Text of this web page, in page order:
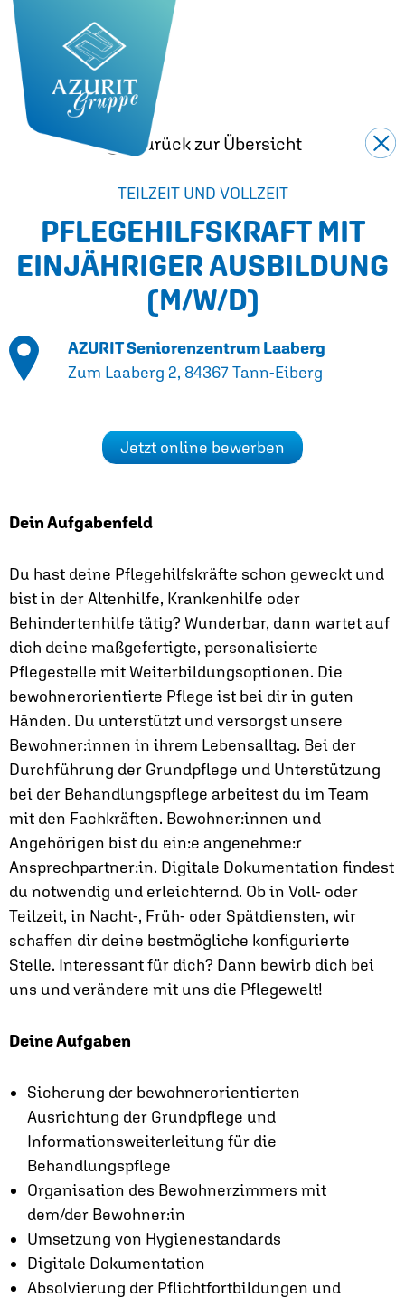
Zurück zur Übersicht
TEILZEIT UND VOLLZEIT
PFLEGEHILFSKRAFT MIT
EINJÄHRIGER AUSBILDUNG
(M/W/D)
AZURIT Seniorenzentrum Laaberg
Zum Laaberg 2, 84367 Tann-Eiberg
Jetzt online bewerben
Dein Aufgabenfeld
Du hast deine Pflegehilfskräfte schon geweckt und
bist in der Altenhilfe, Krankenhilfe oder
Behindertenhilfe tätig? Wunderbar, dann wartet auf
dich deine maßgefertigte, personalisierte
Pflegestelle mit Weiterbildungsoptionen. Die
bewohnerorientierte Pflege ist bei dir in guten
Händen. Du unterstützt und versorgst unsere
Bewohner:innen in ihrem Lebensalltag. Bei der
Durchführung der Grundpflege und Unterstützung
bei der Behandlungspflege arbeitest du im Team
mit den Fachkräften. Bewohner:innen und
Angehörigen bist du ein:e angenehme:r
Ansprechpartner:in. Digitale Dokumentation findest
du notwendig und erleichternd. Ob in Voll- oder
Teilzeit, in Nacht-, Früh- oder Spätdiensten, wir
schaffen dir deine bestmögliche konfigurierte
Stelle. Interessant für dich? Dann bewirb dich bei
uns und verändere mit uns die Pflegewelt!
Deine Aufgaben
Sicherung der bewohnerorientierten
Ausrichtung der Grundpflege und
Informationsweiterleitung für die
Behandlungspflege
Organisation des Bewohnerzimmers mit
dem/der Bewohner:in
Umsetzung von Hygienestandards
Digitale Dokumentation
Absolvierung der Pflichtfortbildungen und